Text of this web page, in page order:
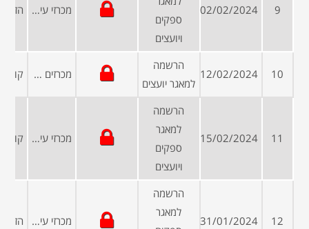
9
02/02/2024
ספקים
ויועצים
מכרזי עיריות ומועצות
10
12/02/2024
הרשמה
למאגר יועצים
מכרזים פומביים
11
15/02/2024
הרשמה
למאגר
ספקים
ויועצים
מכרזי עיריות ומועצות
12
31/01/2024
הרשמה
למאגר
מכרזי עיריות ומועצות